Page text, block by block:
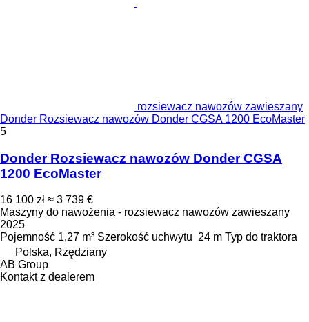
rozsiewacz nawozów zawieszany
Donder Rozsiewacz nawozów Donder CGSA 1200 EcoMaster
5
Donder Rozsiewacz nawozów Donder CGSA
1200 EcoMaster
16 100 zł ≈ 3 739 €
Maszyny do nawożenia - rozsiewacz nawozów zawieszany
2025
Pojemność 1,27 m³ Szerokość uchwytu 24 m Typ do traktora
Polska, Rzędziany
AB Group
Kontakt z dealerem